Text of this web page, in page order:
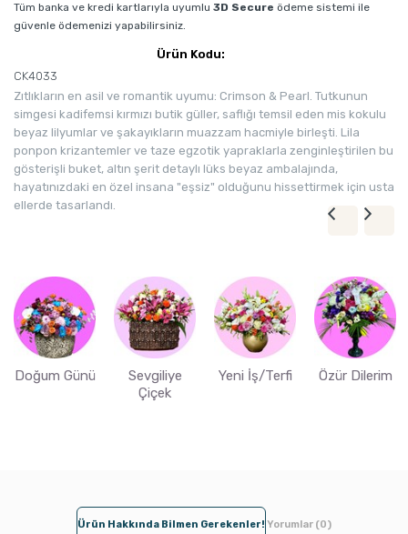
Tüm banka ve kredi kartlarıyla uyumlu 3D Secure ödeme sistemi ile
güvenle ödemenizi yapabilirsiniz.
Ürün Kodu:
CK4033
Zıtlıkların en asil ve romantik uyumu: Crimson & Pearl. Tutkunun
simgesi kadifemsi kırmızı butik güller, saflığı temsil eden mis kokulu
beyaz lilyumlar ve şakayıkların muazzam hacmiyle birleşti. Lila
ponpon krizantemler ve taze egzotik yapraklarla zenginleştirilen bu
gösterişli buket, altın şerit detaylı lüks beyaz ambalajında,
hayatınızdaki en özel insana "eşsiz" olduğunu hissettirmek için usta
ellerde tasarlandı.
Doğum Günü
Sevgiliye
Çiçek
Yeni İş/Terfi Özür Dilerim
Ürün Hakkında Bilmen Gerekenler! Yorumlar (0)